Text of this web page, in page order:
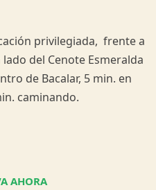
privilegiada, frente a
del Cenote Esmeralda
de Bacalar, 5 min. en
caminando.
AHORA